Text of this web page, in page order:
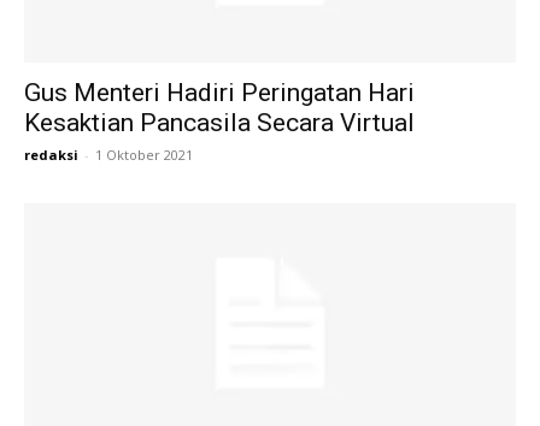
Gus Menteri Hadiri Peringatan Hari
Kesaktian Pancasila Secara Virtual
redaksi - 1 Oktober 2021